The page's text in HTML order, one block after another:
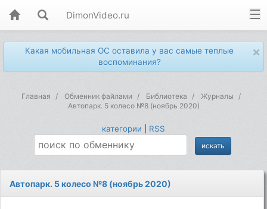
DimonVideo.ru
×
Какая мобильная ОС оставила у вас самые теплые
воспоминания?
Главная Обменник файлами Библиотека
Журналы
Автопарк. 5 колесо №8 (ноябрь 2020)
категории RSS
Автопарк. 5 колесо №8 (ноябрь 2020)